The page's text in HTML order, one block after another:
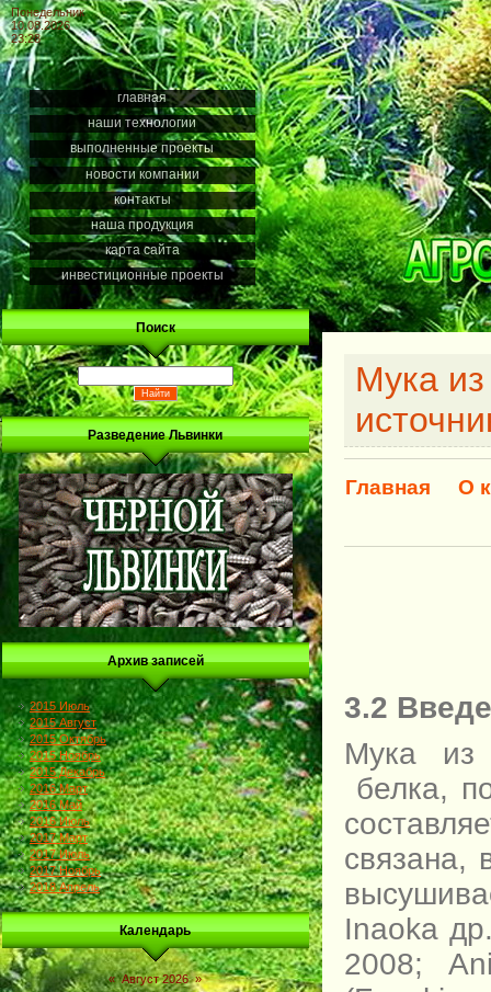
Понедельник
10.08.2026
23:28
главная
наши технологии
выполненные проекты
новости компании
контакты
наша продукция
карта сайта
инвестиционные проекты
Поиск
Разведение Львинки
Архив записей
2015 Июль
2015 Август
2015 Октябрь
2015 Ноябрь
2015 Декабрь
2016 Март
2016 Май
2016 Июль
2017 Март
2017 Июль
2017 Ноябрь
2018 Апрель
Календарь
« Август 2026 »
Мука
Главная О
3.2
Мука из
белка,
связана,
Inaoka
2008;